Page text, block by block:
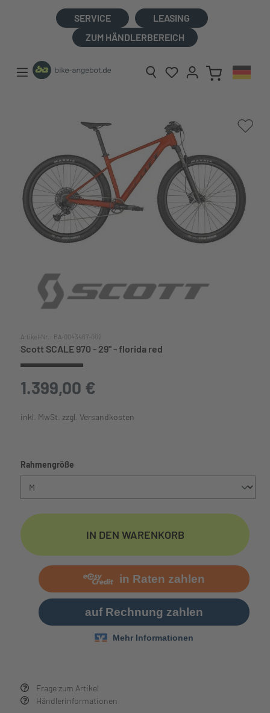
SERVICE
LEASING
ZUM HÄNDLERBEREICH
Bildergalerie überspringen
Artikel-Nr.: BA-0043467-002
Scott SCALE 970 - 29" - florida red
1.399,00 €
inkl. MwSt. zzgl. Versandkosten
Frage zum Artikel
Händlerinformationen
Rahmengröße
IN DEN WARENKORB